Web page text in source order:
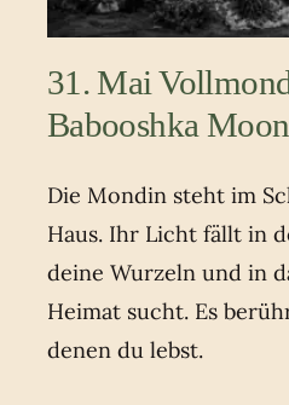
31. Mai
Babooshka
Die Mondin steht im
Haus. Ihr Licht fällt in
deine Wurzeln und in
Heimat sucht. Es
denen du lebst.